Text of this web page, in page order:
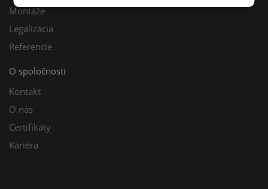
Montáže
Legalizácia
Referencie
O spoločnosti
Kontakt
O nás
Certifikáty
Kariéra